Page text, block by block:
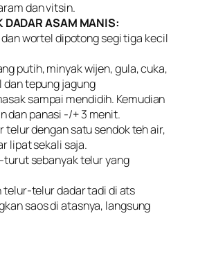
dan vitsin.
DADAR ASAM MANIS:
wortel dipotong segi tiga kecil
putih, minyak wijen, gula, cuka,
tepung jagung
sampai mendidih. Kemudian
dan panasi -/+ 3 menit.
telur dengan satu sendok teh air,
lipat sekali saja.
sebanyak telur yang
telur-telur dadar tadi di ats
saos di atasnya, langsung